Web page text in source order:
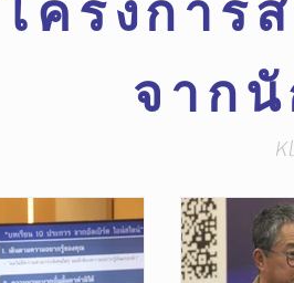
โครงการ
จาก